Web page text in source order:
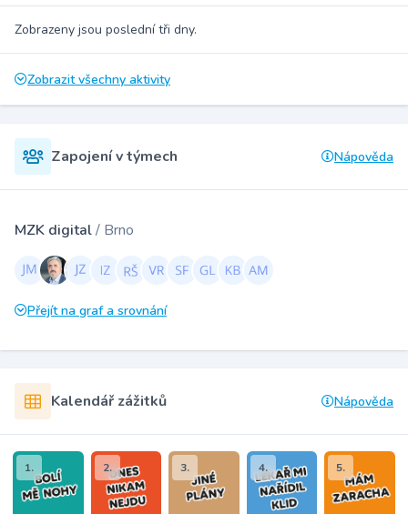
Zobrazeny jsou poslední tři dny.
Zobrazit všechny aktivity
Zapojení v týmech Nápověda
MZK digital/ Brno
Přejít na graf a srovnání
Kalendář zážitků Nápověda
1. 2. 3. 4. 5.